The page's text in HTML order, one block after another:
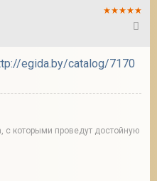
egida.by/catalog/7170
с которыми проведут достойную